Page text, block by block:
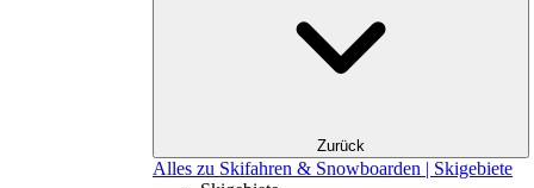
Zurück
Alles zu Skifahren & Snowboarden | Skigebiete